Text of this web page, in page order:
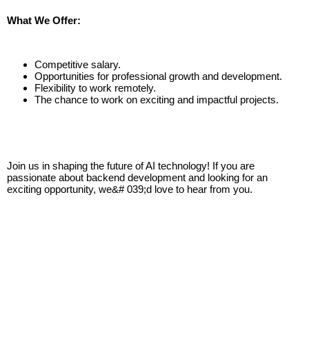
What We Offer:
Competitive salary.
Opportunities for professional growth and development.
Flexibility to work remotely.
The chance to work on exciting and impactful projects.
Join us in shaping the future of AI technology! If you are
passionate about backend development and looking for an
exciting opportunity, we&# 039;d love to hear from you.